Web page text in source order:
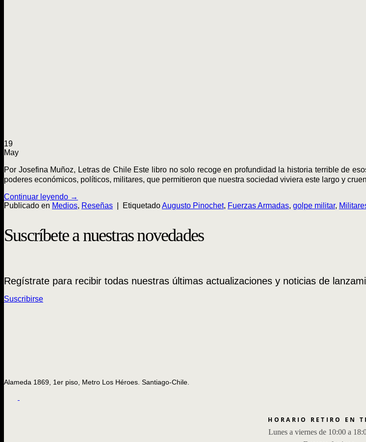
19
May
Por Josefina Muñoz, Letras de Chile Este libro no solo recoge en profundidad la historia terrible de
poderes económicos, políticos, militares, que permitieron que nuestra sociedad viviera este largo y
Continuar leyendo →
Publicado en Medios, Reseñas EtiquetadoAugusto Pinochet, Fuerzas Armadas, golpe militar,
Suscríbete a nuestras novedades
Regístrate para recibir todas nuestras últimas actualizaciones y noticias de
Suscribirse
Alameda 1869, 1er piso, Metro Los Héroes. Santiago-Chile.
HORARIO RETIRO EN
Lunes a viernes de 10:00 a